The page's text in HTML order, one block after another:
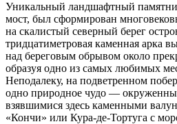
Уникальный ландшафтный
мост, был сформирован
на скалистый северный берег
тридцатиметровая каменная арка
над береговым обрывом около
образуя одно из самых любимых
Неподалеку, на подветренном
одно природное чудо —
взявшимися здесь каменными
«Кончи» или Кура-де-Тортуга с